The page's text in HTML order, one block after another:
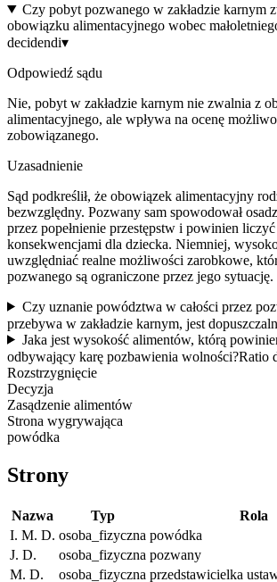
Czy pobyt pozwanego w zakładzie karnym
obowiązku alimentacyjnego wobec
decidendi▾
Odpowiedź sądu
Nie, pobyt w zakładzie karnym nie zwalnia z
alimentacyjnego, ale wpływa na ocenę
zobowiązanego.
Uzasadnienie
Sąd podkreślił, że obowiązek alimentacyjny
bezwzględny. Pozwany sam spowodował
przez popełnienie przestępstw i powinien
konsekwencjami dla dziecka. Niemniej,
uwzględniać realne możliwości zarobkowe,
pozwanego są ograniczone przez jego sytuację.
Czy uznanie powództwa w całości przez
przebywa w zakładzie karnym, jest
Jaka jest wysokość alimentów, którą
odbywający karę pozbawienia wolności?Ratio
Rozstrzygnięcie
Decyzja
Zasądzenie alimentów
Strona wygrywająca
powódka
Strony
Nazwa Typ
Rola
I. M. D. osoba_fizyczna powódka
J. D.
osoba_fizyczna pozwany
M. D.
osoba_fizyczna przedstawicielka